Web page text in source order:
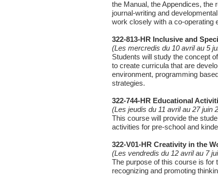
the Manual, the Appendices, the
journal-writing and
work closely with a co-operating
322-813-HR Inclusive and
(Les mercredis du 10 avril au 5
Students will study the concept
to create curricula that are
environment, programming
strategies.
322-744-HR Educational
(Les jeudis du 11 avril au 27 juin
This course will provide the
activities for pre-school and
322-V01-HR Creativity in the
(Les vendredis du 12 avril au 7
The purpose of this course is for
recognizing and promoting